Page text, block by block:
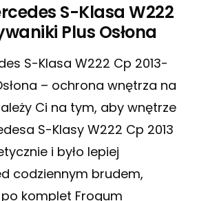
S-Klasa W222
Plus Osłona
S-Klasa W222 Cp 2013-
– ochrona wnętrza na
Ci na tym, aby wnętrze
S-Klasy W222 Cp 2013
i było lepiej
codziennym brudem,
komplet Frogum